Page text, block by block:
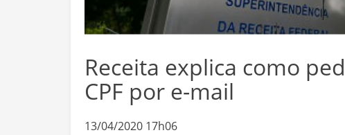
Receita explica como
CPF por e-mail
13/04/2020 17h06